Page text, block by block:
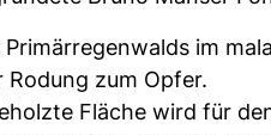
im
zum Opfer.
Fläche wird für